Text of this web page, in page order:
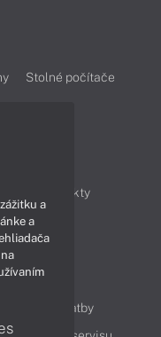
Stolné počítače
Produkty
a platby
a
a